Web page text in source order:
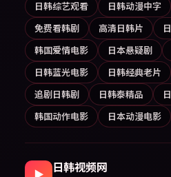
日韩综艺观看
日韩动漫中字
免费看韩剧
高清日韩片
韩国爱情电影
日本悬疑剧
日韩蓝光电影
日韩经典老片
追剧日韩剧
日韩泰精品
韩国动作电影
日本动漫电影
▶ 日韩视频网